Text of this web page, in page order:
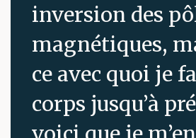
inversion des
magnétiques,
ce avec quoi je
corps jusqu’à